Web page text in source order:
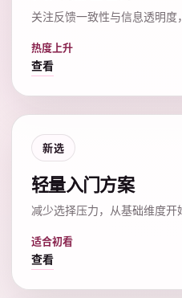
关注反馈一致性与信息透明度
热度上升
查看
新选
轻量入门方案
减少选择压力，从基础维度开
适合初看
查看